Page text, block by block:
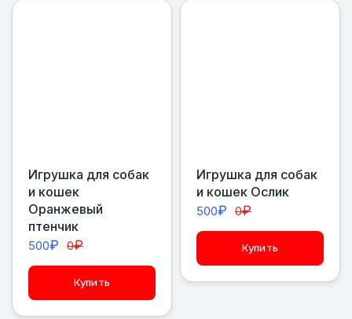
Игрушка для собак
и кошек
Оранжевый
птенчик
500₽ 0₽
Купить
Игрушка для собак
и кошек Ослик
500₽ 0₽
Купить